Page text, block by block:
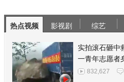
热点视频 影视剧 综艺
实拍滚石砸中
一青年志愿者
832,627